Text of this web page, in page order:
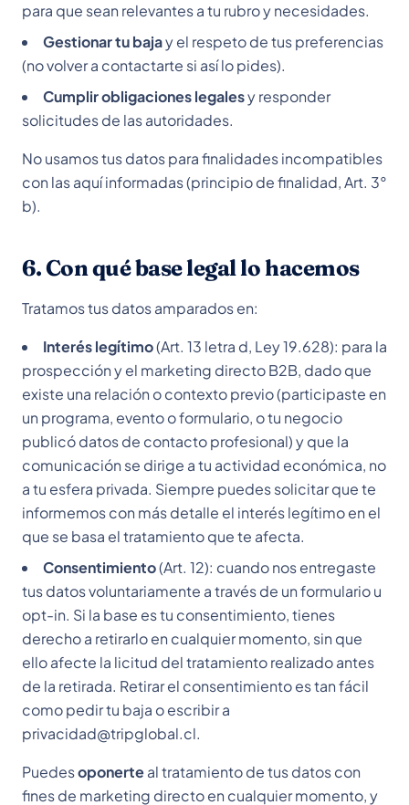
para que sean relevantes a tu rubro y necesidades.
Gestionar tu bajay el respeto de tus preferencias
(no volver a contactarte si así lo pides).
Cumplir obligaciones legalesy responder
solicitudes de las autoridades.
No usamos tus datos para finalidades incompatibles
con las aquí informadas (principio de finalidad, Art. 3°
b).
6. Con qué base legal lo hacemos
Tratamos tus datos amparados en:
Interés legítimo(Art. 13 letra d, Ley 19.628): para la
prospección y el marketing directo B2B, dado que
existe una relación o contexto previo (participaste en
un programa, evento o formulario, o tu negocio
publicó datos de contacto profesional) y que la
comunicación se dirige a tu actividad económica, no
a tu esfera privada. Siempre puedes solicitar que te
informemos con más detalle el interés legítimo en el
que se basa el tratamiento que te afecta.
Consentimiento(Art. 12): cuando nos entregaste
tus datos voluntariamente a través de un formulario u
opt-in. Si la base es tu consentimiento, tienes
derecho a retirarlo en cualquier momento, sin que
ello afecte la licitud del tratamiento realizado antes
de la retirada. Retirar el consentimiento es tan fácil
como pedir tu baja o escribir a
privacidad@tripglobal.cl.
Puedesoponerteal tratamiento de tus datos con
fines de marketing directo en cualquier momento, y